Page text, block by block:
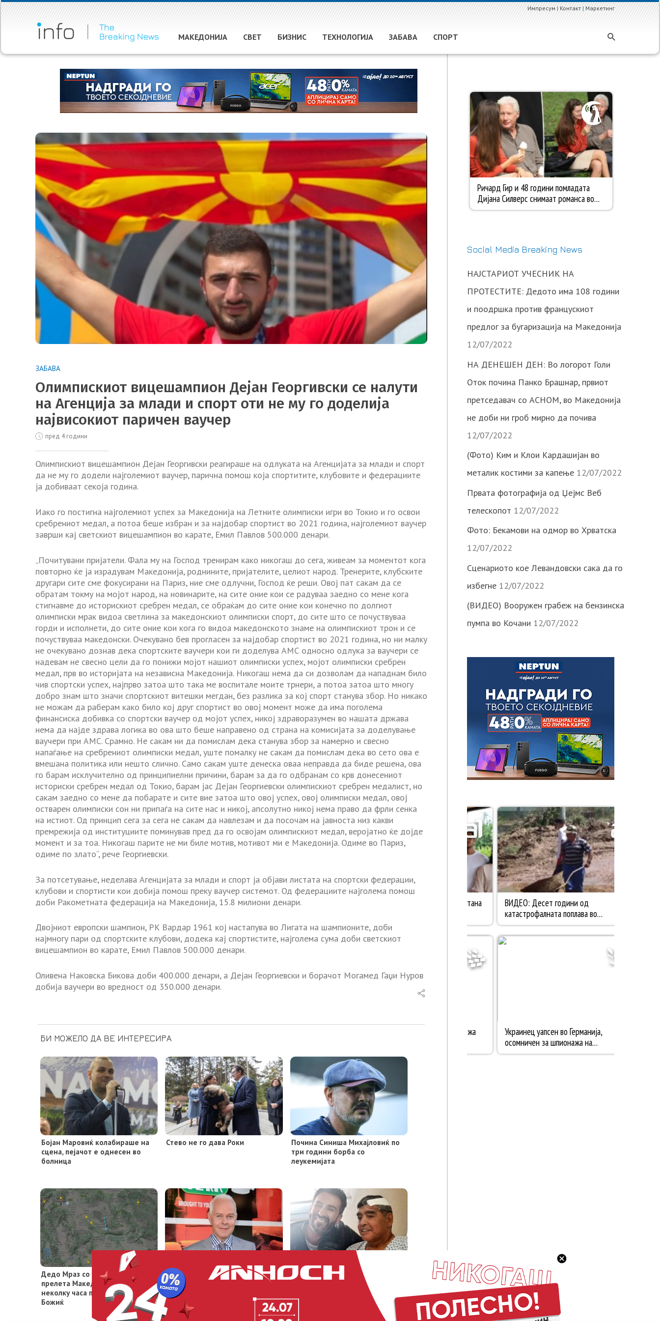
Импресум|Контакт|Маркетинг
МАКЕДОНИЈА СВЕТ БИЗНИС ТЕХНОЛОГИЈА ЗАБАВА СПОРТ
ЗАБАВА
Олимпискиот вицешампион Дејан Георгивски се налути
на Агенција за млади и спорт оти не му го доделија
највисокиот паричен ваучер
пред 4 години
Олимпискиот вицешампион Дејан Георгивски реагираше на одлуката на Агенцијата за млади и спорт
да не му го додели најголемиот ваучер, парична помош која спортитите, клубовите и федерациите
ја добиваат секоја година.
Иако го постигна најголемиот успех за Македонија на Летните олимписки игри во Токио и го освои
сребрениот медал, а потоа беше избран и за најдобар спортист во 2021 година, најголемиот ваучер
заврши кај светскиот вицешампион во карате, Емил Павлов 500.000 денари.
„Почитувани пријатели. Фала му на Господ тренирам како никогаш до сега, живеам за моментот кога
повторно ќе ја израдувам Македонија, роднините, пријателите, целиот народ. Тренерите, клубските
другари сите сме фокусирани на Париз, ние сме одлучни, Господ ќе реши. Овој пат сакам да се
обратам токму на мојот народ, на новинарите, на сите оние кои се радуваа заедно со мене кога
стигнавме до историскиот сребрен медал, се обраќам до сите оние кои конечно по долгиот
олимписки мрак видоа светлина за македонскиот олимписки спорт, до сите што се почуствуваа
горди и исполнети, до сите оние кои кога го видоа македонското знаме на олимпискиот трон и се
почуствуваа македонски. Очекувано бев прогласен за најдобар спортист во 2021 година, но ни малку
не очекувано дознав дека спортските ваучери кои ги доделува АМС односно одлука за ваучери се
надевам не свесно цели да го понижи мојот нашиот олимписки успех, мојот олимписки сребрен
медал, прв во историјата на независна Македонија. Никогаш нема да си дозволам да нападнам било
чив спортски успех, најпрво затоа што така ме воспитале моите трнери, а потоа затоа што многу
добро знам што значи спортскиот витешки мегдан, без разлика за кој спорт станува збор. Но никако
не можам да раберам како било кој друг спортист во овој момент може да има поголема
финансиска добивка со спортски ваучер од мојот успех, никој здраворазумен во нашата држава
нема да најде здрава логика во ова што беше направено од страна на комисијата за доделување
ваучери при АМС. Срамно. Не сакам ни да помислам дека станува збор за намерно и свесно
напаѓање на сребрениот олимписки медал, уште помалку не сакам да помислам дека во сето ова е
вмешана политика или нешто слично. Само сакам уште денеска оваа неправда да биде решена, ова
го барам исклучително од принципиелни причини, барам за да го одбранам со крв донесениот
историски сребрен медал од Токио, барам јас Дејан Георгиевски олимпискиот сребрен медалист, но
сакам заедно со мене да побарате и сите вие затоа што овој успех, овој олимписки медал, овој
остварен олимписки сон ни припаѓа на сите нас и никој, апсолутно никој нема право да фрли сенка
на истиот. Од принцип сега за сега не сакам да навлезам и да посочам на јавноста низ какви
премрежија од институциите поминував пред да го освојам олимпискиот медал, веројатно ќе дојде
момент и за тоа. Никогаш парите не ми биле мотив, мотивот ми е Македонија. Одиме во Париз,
одиме по злато“, рече Георгиевски.
За потсетување, неделава Агенцијата за млади и спорт ја објави листата на спортски федерации,
клубови и спортисти кои добија помош преку ваучер системот. Од федерациите најголема помош
доби Ракометната федерација на Македонија, 15.8 милиони денари.
Двојниот европски шампион, РК Вардар 1961 кој настапува во Лигата на шампионите, доби
најмногу пари од спортските клубови, додека кај спортистите, најголема сума доби светскиот
вицешампион во карате, Емил Павлов 500.000 денари.
Оливена Наковска Бикова доби 400.000 денари, а Дејан Георгиевски и борачот Могамед Гаџи Нуров
добија ваучери во вредност од 350.000 денари.
БИ МОЖЕЛО ДА ВЕ ИНТЕРЕСИРА
Бојан Маровиќ колабираше на
сцена, пејачот е однесен во
болница
Стево не го дава Роки
Почина Синиша Михајловиќ по
три години борба со
леукемијата
Дедо Мраз со санките ја
прелета Македонија на само
неколку часа пред Католичкиот
Божиќ
Ѕвездата на „Пријатели“ која го
играше Гантер почина од рак на
59 години
На Марадона не му биле давани
лекарства за неговото срце,
покажала обдукцијата
Social Media Breaking News
НАЈСТАРИОТ УЧЕСНИК НА
ПРОТЕСТИТЕ: Дедото има 108 години
и поодршка против францускиот
предлог за бугаризација на Македонија
12/07/2022
НА ДЕНЕШЕН ДЕН: Во логорот Голи
Оток почина Панко Брашнар, првиот
претседавач со АСНОМ, во Македонија
не доби ни гроб мирно да почива
12/07/2022
(Фото) Ким и Клои Кардашијан во
металик костими за капење 12/07/2022
Првата фотографија од Џејмс Веб
телескопот 12/07/2022
Фото: Бекамови на одмор во Хрватска
12/07/2022
Сценариото кое Левандовски сака да го
избегне 12/07/2022
(ВИДЕО) Вооружен грабеж на бензинска
пумпа во Кочани 12/07/2022